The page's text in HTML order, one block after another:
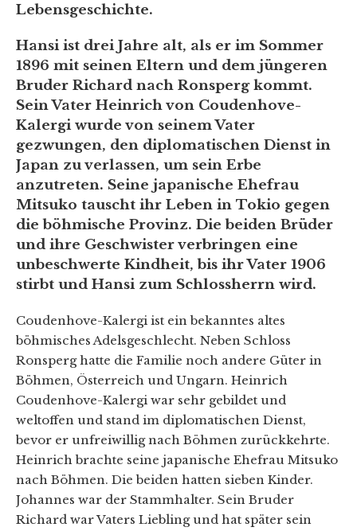
Lebensgeschichte.
Hansi ist drei Jahre alt, als er im Sommer
1896 mit seinen Eltern und dem jüngeren
Bruder Richard nach Ronsperg kommt.
Sein Vater Heinrich von Coudenhove-
Kalergi wurde von seinem Vater
gezwungen, den diplomatischen Dienst in
Japan zu verlassen, um sein Erbe
anzutreten. Seine japanische Ehefrau
Mitsuko tauscht ihr Leben in Tokio gegen
die böhmische Provinz. Die beiden Brüder
und ihre Geschwister verbringen eine
unbeschwerte Kindheit, bis ihr Vater 1906
stirbt und Hansi zum Schlossherrn wird.
Coudenhove-Kalergi ist ein bekanntes altes
böhmisches Adelsgeschlecht. Neben Schloss
Ronsperg hatte die Familie noch andere Güter in
Böhmen, Österreich und Ungarn. Heinrich
Coudenhove-Kalergi war sehr gebildet und
weltoffen und stand im diplomatischen Dienst,
bevor er unfreiwillig nach Böhmen zurückkehrte.
Heinrich brachte seine japanische Ehefrau Mitsuko
nach Böhmen. Die beiden hatten sieben Kinder.
Johannes war der Stammhalter. Sein Bruder
Richard war Vaters Liebling und hat später sein